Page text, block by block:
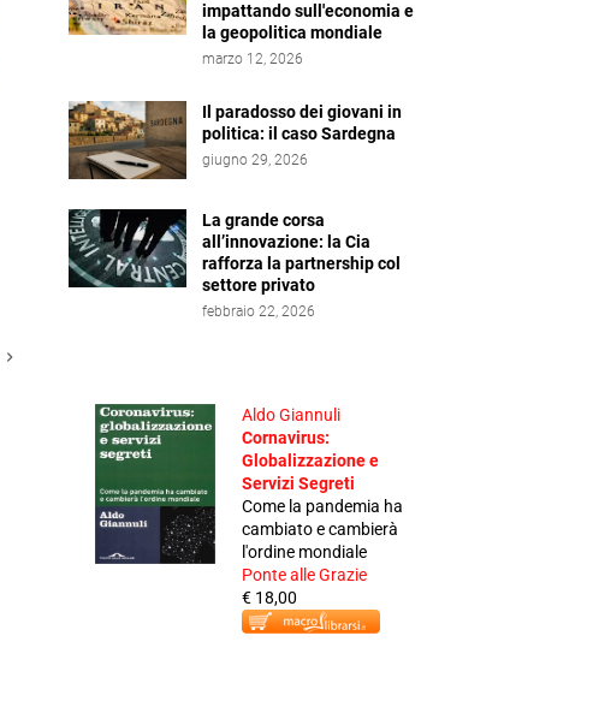
impattando sull'economia e
la geopolitica mondiale
marzo 12, 2026
Il paradosso dei giovani in
politica: il caso Sardegna
giugno 29, 2026
La grande corsa
all’innovazione: la Cia
rafforza la partnership col
settore privato
febbraio 22, 2026
Aldo Giannuli
Cornavirus:
Globalizzazione e
Servizi Segreti
Come la pandemia ha
cambiato e cambierà
l'ordine mondiale
Ponte alle Grazie
€ 18,00